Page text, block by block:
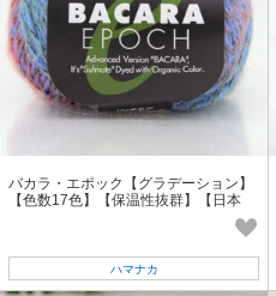
バカラ・エポック【グラデーション】
【色数17色】【保温性抜群】【日本
ハマナカ